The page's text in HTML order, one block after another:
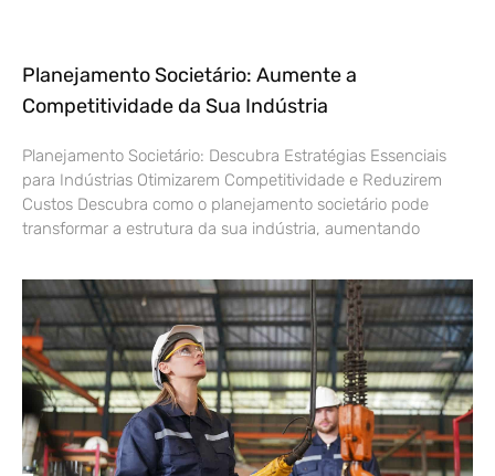
Planejamento Societário: Aumente a
Competitividade da Sua Indústria
Planejamento Societário: Descubra Estratégias Essenciais
para Indústrias Otimizarem Competitividade e Reduzirem
Custos Descubra como o planejamento societário pode
transformar a estrutura da sua indústria, aumentando